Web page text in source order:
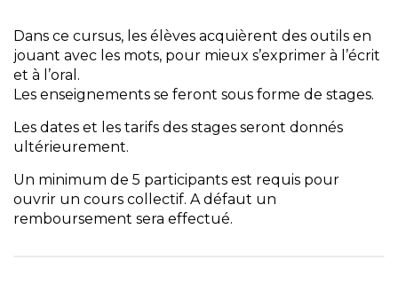
Dans ce cursus, les élèves acquièrent des outils en
jouant avec les mots, pour mieux s’exprimer à l’écrit
et à l’oral.
Les enseignements se feront sous forme de stages.
Les dates et les tarifs des stages seront donnés
ultérieurement.
Un minimum de 5 participants est requis pour
ouvrir un cours collectif. A défaut un
remboursement sera effectué.